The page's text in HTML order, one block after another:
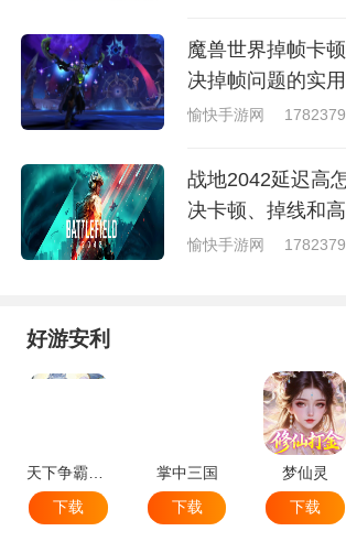
魔兽世界掉帧卡
决掉帧问题的实
愉快手游网
战地2042延迟高
决卡顿、掉线和
愉快手游网
好游安利
天下争霸三国志
下载
掌中三国
下载
梦仙灵
下载